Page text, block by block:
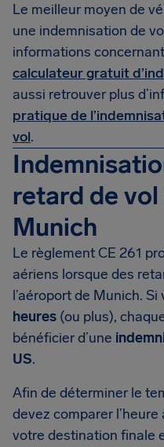
Le meilleur moyen de
une indemnisation de
informations
calculateur gratuit
aussi retrouver plus
pratique de
vol.
retard de vol
Munich
Le règlement CE 261
aériens lorsque des
l’aéroport de Munich.
heures (ou plus),
bénéficier d’une
US.
Afin de déterminer le
devez comparer
votre destination finale